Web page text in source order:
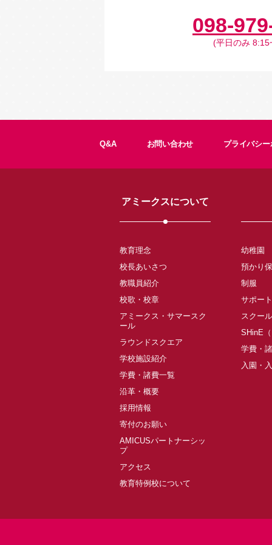
098-
(平日のみ
Q&A お問い合わせ プライバシ
アミークスについて
教育理念
校長あいさつ
教職員紹介
校歌・校章
アミークス・サマースク
ール
ラウンドスクエア
学校施設紹介
学費・諸費一覧
沿革・概要
採用情報
寄付のお願い
AMICUSパートナーシッ
プ
アクセス
教育特例校について
幼稚園
預かり
制服
サポー
スクー
SHinE
学費・
入園・